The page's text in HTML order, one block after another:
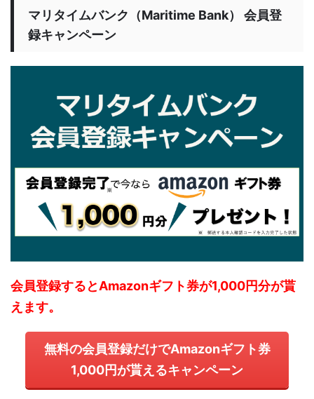
マリタイムバンク（Maritime Bank） 会員登
録キャンペーン
会員登録するとAmazonギフト券が1,000円分が貰
えます。
無料の会員登録だけでAmazonギフト券
1,000円が貰えるキャンペーン